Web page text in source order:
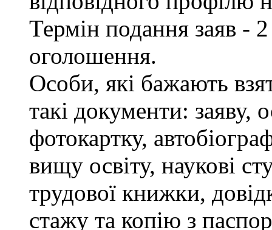
Термін подання заяв -
оголошення.
Особи, які бажають
такі документи: заяву,
фотокартку,
вищу освіту, наукові
трудової книжки,
стажу та копію з